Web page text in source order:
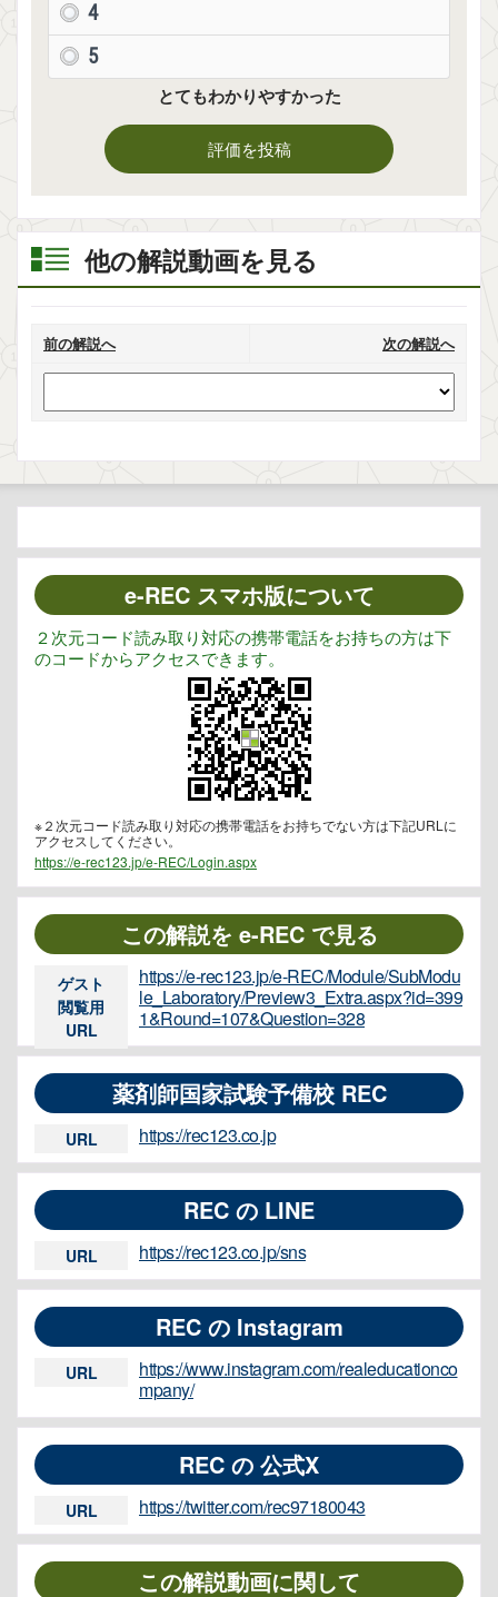
4
5
とてもわかりやすかった
評価を投稿
他の解説動画を見る
前の解説へ 次の解説へ
e-REC スマホ版について
２次元コード読み取り対応の携帯電話をお持ちの方は下
のコードからアクセスできます。
※２次元コード読み取り対応の携帯電話をお持ちでない方は下記URLに
アクセスしてください。
https://e-rec123.jp/e-REC/Login.aspx
この解説を e-REC で見る
ゲスト
閲覧用
URL
https://e-rec123.jp/e-REC/Module/SubModu
le_Laboratory/Preview3_Extra.aspx?id=399
1&Round=107&Question=328
薬剤師国家試験予備校 REC
URL https://rec123.co.jp
REC の LINE
URL https://rec123.co.jp/sns
REC の Instagram
URL
https://www.instagram.com/realeducationco
mpany/
REC の 公式X
URL https://twitter.com/rec97180043
この解説動画に関して